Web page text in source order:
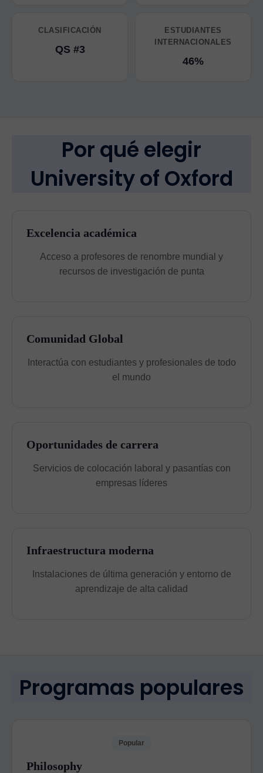
CLASIFICACIÓN
QS #3
ESTUDIANTES
INTERNACIONALES
46%
Por qué elegir
University of Oxford
Excelencia académica
Acceso a profesores de renombre mundial y
recursos de investigación de punta
Comunidad Global
Interactúa con estudiantes y profesionales de todo
el mundo
Oportunidades de carrera
Servicios de colocación laboral y pasantías con
empresas líderes
Infraestructura moderna
Instalaciones de última generación y entorno de
aprendizaje de alta calidad
Programas populares
Popular
Philosophy